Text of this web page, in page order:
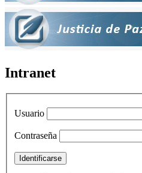
Intranet
Usuario
Contraseña